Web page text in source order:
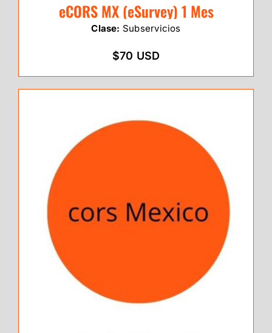
eCORS MX (eSurvey) 1 Mes
Clase: Subservicios
$70 USD